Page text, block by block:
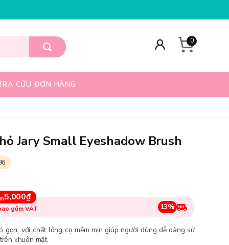
0
CỨU ĐƠN HÀNG
Jary Small Eyeshadow Brush
5,000₫
gồm VAT 13%
gọn, với chất lông cọ mềm mịn giúp người dùng dễ dàng sử
khuôn mặt.